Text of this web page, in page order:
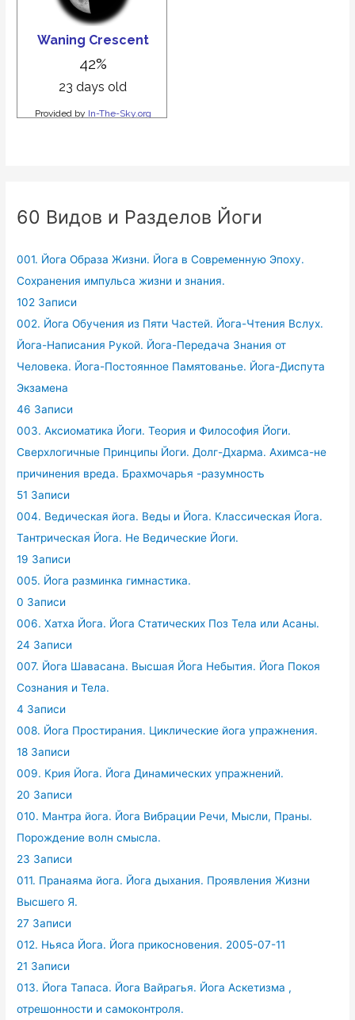
60 Видов и Разделов Йоги
001. Йога Образа Жизни. Йога в Современную Эпоху.
Сохранения импульса жизни и знания.
102 Записи
002. Йога Обучения из Пяти Частей. Йога-Чтения Вслух.
Йога-Написания Рукой. Йога-Передача Знания от
Человека. Йога-Постоянное Памятованье. Йога-Диспута
Экзамена
46 Записи
003. Аксиоматика Йоги. Теория и Философия Йоги.
Сверхлогичные Принципы Йоги. Долг-Дхарма. Ахимса-не
причинения вреда. Брахмочарья -разумность
51 Записи
004. Ведическая йога. Веды и Йога. Классическая Йога.
Тантрическая Йога. Не Ведические Йоги.
19 Записи
005. Йога разминка гимнастика.
0 Записи
006. Хатха Йога. Йога Статических Поз Тела или Асаны.
24 Записи
007. Йога Шавасана. Высшая Йога Небытия. Йога Покоя
Сознания и Тела.
4 Записи
008. Йога Простирания. Циклические йога упражнения.
18 Записи
009. Крия Йога. Йога Динамических упражнений.
20 Записи
010. Мантра йога. Йога Вибрации Речи, Мысли, Праны.
Порождение волн смысла.
23 Записи
011. Пранаяма йога. Йога дыхания. Проявления Жизни
Высшего Я.
27 Записи
012. Ньяса Йога. Йога прикосновения. 2005-07-11
21 Записи
013. Йога Тапаса. Йога Вайрагья. Йога Аскетизма ,
отрешонности и самоконтроля.